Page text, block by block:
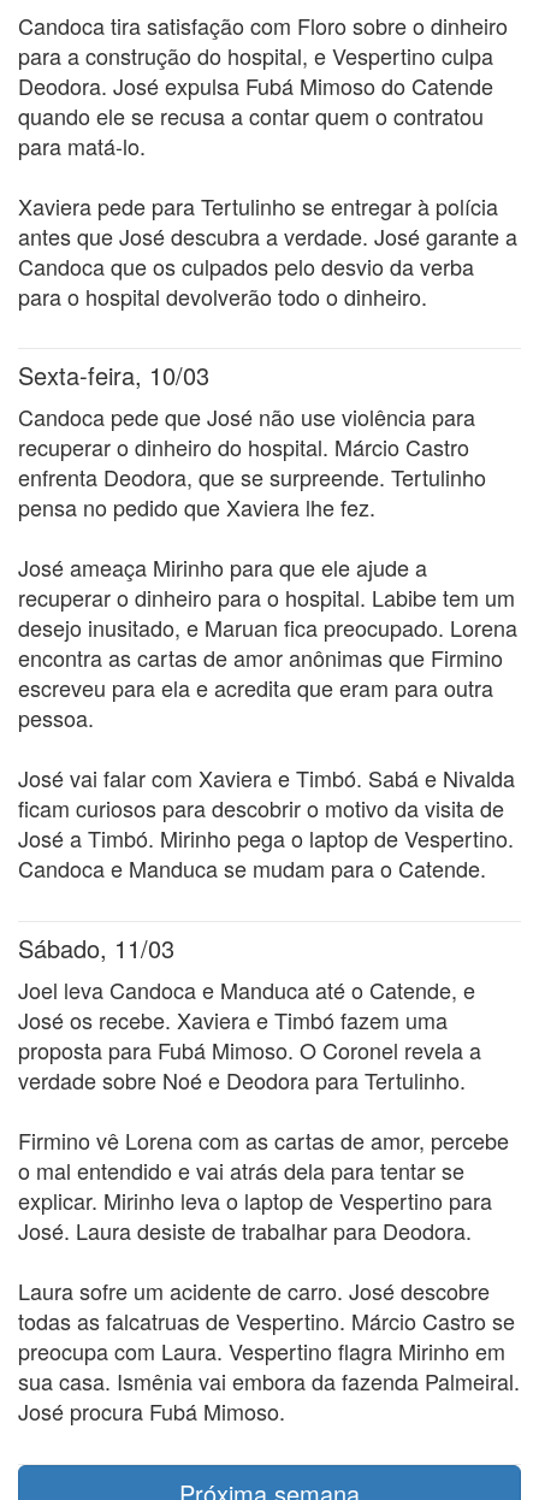
Candoca tira satisfação com Floro sobre o dinheiro
para a construção do hospital, e Vespertino culpa
Deodora. José expulsa Fubá Mimoso do Catende
quando ele se recusa a contar quem o contratou
para matá-lo.
Xaviera pede para Tertulinho se entregar à polícia
antes que José descubra a verdade. José garante a
Candoca que os culpados pelo desvio da verba
para o hospital devolverão todo o dinheiro.
Sexta-feira, 10/03
Candoca pede que José não use violência para
recuperar o dinheiro do hospital. Márcio Castro
enfrenta Deodora, que se surpreende. Tertulinho
pensa no pedido que Xaviera lhe fez.
José ameaça Mirinho para que ele ajude a
recuperar o dinheiro para o hospital. Labibe tem um
desejo inusitado, e Maruan fica preocupado. Lorena
encontra as cartas de amor anônimas que Firmino
escreveu para ela e acredita que eram para outra
pessoa.
José vai falar com Xaviera e Timbó. Sabá e Nivalda
ficam curiosos para descobrir o motivo da visita de
José a Timbó. Mirinho pega o laptop de Vespertino.
Candoca e Manduca se mudam para o Catende.
Sábado, 11/03
Joel leva Candoca e Manduca até o Catende, e
José os recebe. Xaviera e Timbó fazem uma
proposta para Fubá Mimoso. O Coronel revela a
verdade sobre Noé e Deodora para Tertulinho.
Firmino vê Lorena com as cartas de amor, percebe
o mal entendido e vai atrás dela para tentar se
explicar. Mirinho leva o laptop de Vespertino para
José. Laura desiste de trabalhar para Deodora.
Laura sofre um acidente de carro. José descobre
todas as falcatruas de Vespertino. Márcio Castro se
preocupa com Laura. Vespertino flagra Mirinho em
sua casa. Ismênia vai embora da fazenda Palmeiral.
José procura Fubá Mimoso.